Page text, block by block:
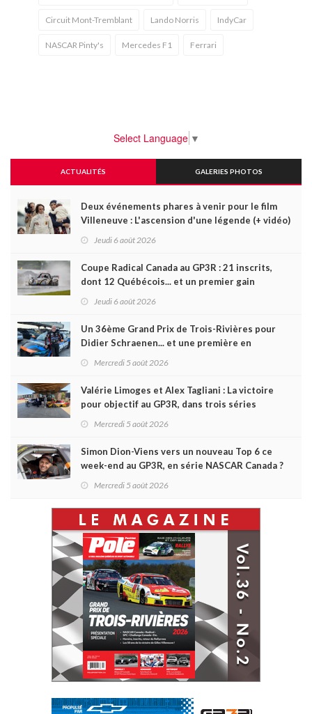
Circuit Mont-Tremblant Lando Norris IndyCar
NASCAR Pinty's Mercedes F1 Ferrari
Select Language ▼
ACTUALITÉS GALERIES PHOTOS
Deux événements phares à venir pour le film
Villeneuve : L'ascension d'une légende (+ vidéo)
Jeudi 6 août 2026
Coupe Radical Canada au GP3R : 21 inscrits,
dont 12 Québécois... et un premier gain
Jeudi 6 août 2026
Un 36ème Grand Prix de Trois-Rivières pour
Didier Schraenen... et une première en
Mercredi 5 août 2026
Valérie Limoges et Alex Tagliani : La victoire
pour objectif au GP3R, dans trois séries
Mercredi 5 août 2026
Simon Dion-Viens vers un nouveau Top 6 ce
week-end au GP3R, en série NASCAR Canada ?
Mercredi 5 août 2026